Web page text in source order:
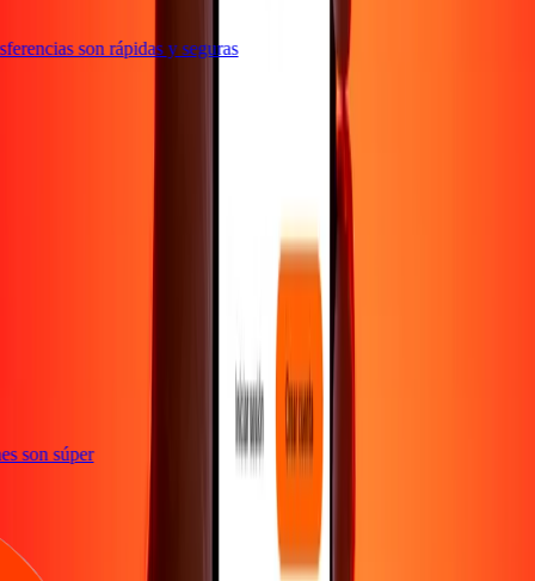
son rápidas y seguras
son súper